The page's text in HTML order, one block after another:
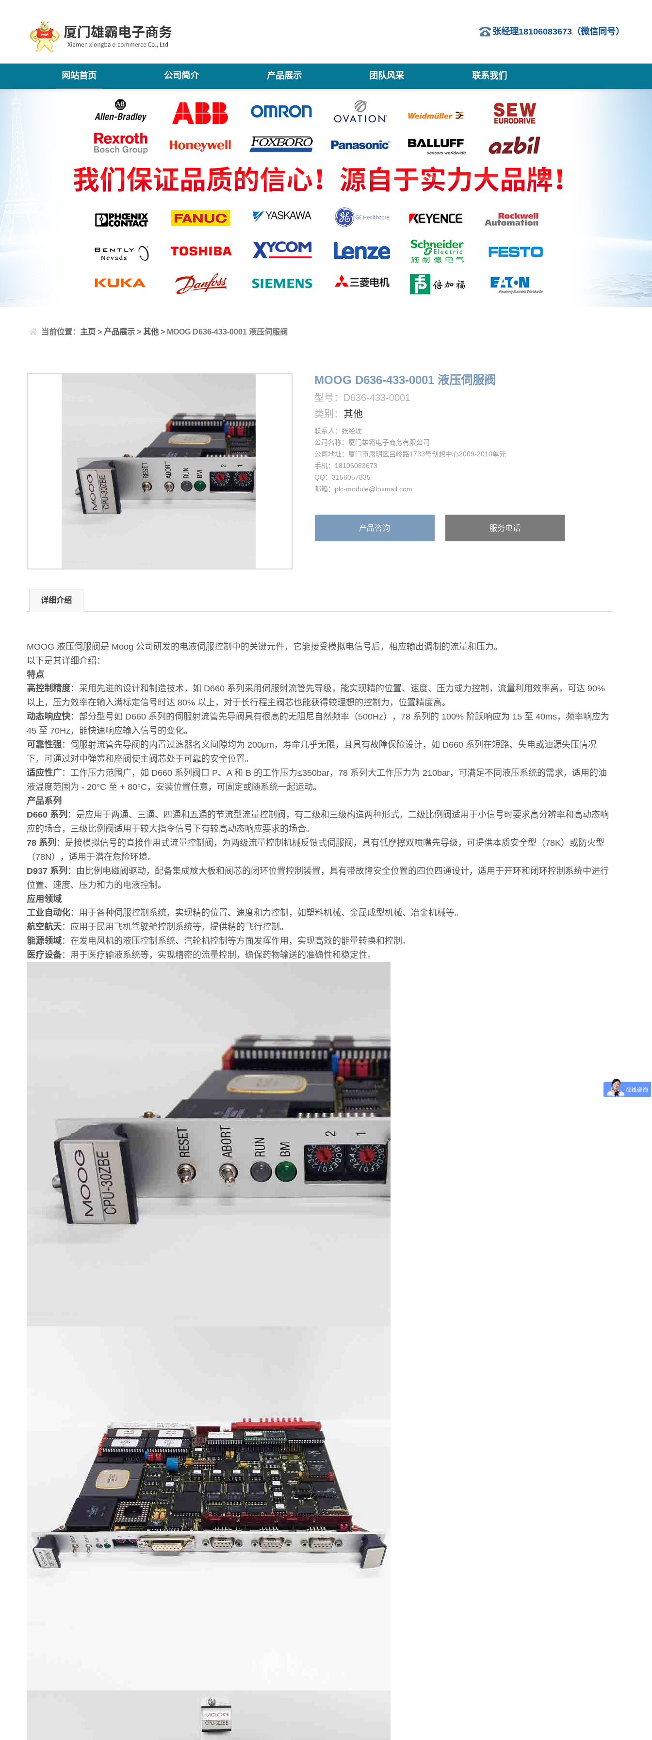
张经理18106083673（微信同号）
网站首页 公司简介 产品展示 团队风采 联系我们
当前位置： 主页 > 产品展示 >其他 > MOOG D636-433-0001 液压伺服阀
MOOG D636-433-0001 液压伺服阀
型号：D636-433-0001
类别： 其他
联系人：张经理
公司名称：厦门雄霸电子商务有限公司
公司地址：厦门市思明区吕岭路1733号创想中心2009-2010单元
手机：18106083673
QQ：3156057835
邮箱：plc-module@foxmail.com
产品咨询 服务电话
详细介绍
MOOG 液压伺服阀是 Moog 公司研发的电液伺服控制中的关键元件，它能接受模拟电信号后，相应输出调制的流量和压力。
以下是其详细介绍：
特点
高控制精度：采用先进的设计和制造技术，如 D660 系列采用伺服射流管先导级，能实现精的位置、速度、压力或力控制，流量利用效率高，可达 90%
以上，压力效率在输入满标定信号时达 80% 以上，对于长行程主阀芯也能获得较理想的控制力，位置精度高。
动态响应快：部分型号如 D660 系列的伺服射流管先导阀具有很高的无阻尼自然频率（500Hz），78 系列的 100% 阶跃响应为 15 至 40ms，频率响应为
45 至 70Hz，能快速响应输入信号的变化。
可靠性强：伺服射流管先导阀的内置过滤器名义间隙均为 200μm，寿命几乎无限，且具有故障保险设计，如 D660 系列在短路、失电或油源失压情况
下，可通过对中弹簧和座阀使主阀芯处于可靠的安全位置。
适应性广：工作压力范围广，如 D660 系列阀口 P、A 和 B 的工作压力≤350bar，78 系列大工作压力为 210bar，可满足不同液压系统的需求，适用的油
液温度范围为 - 20°C 至 + 80°C，安装位置任意，可固定或随系统一起运动。
产品系列
D660 系列 ：是应用于两通、三通、四通和五通的节流型流量控制阀，有二级和三级构造两种形式，二级比例阀适用于小信号时要求高分辨率和高动态响
应的场合，三级比例阀适用于较大指令信号下有较高动态响应要求的场合。
78 系列 ：是接模拟信号的直接作用式流量控制阀，为两级流量控制机械反馈式伺服阀，具有低摩擦双喷嘴先导级，可提供本质安全型（78K）或防火型
（78N），适用于潜在危险环境。
D937 系列 ：由比例电磁阀驱动，配备集成放大板和阀芯的闭环位置控制装置，具有带故障安全位置的四位四通设计，适用于开环和闭环控制系统中进行
位置、速度、压力和力的电液控制。
应用领域
工业自动化：用于各种伺服控制系统，实现精的位置、速度和力控制，如塑料机械、金属成型机械、冶金机械等。
航空航天：应用于民用飞机驾驶舱控制系统等，提供精的飞行控制。
能源领域：在发电风机的液压控制系统、汽轮机控制等方面发挥作用，实现高效的能量转换和控制。
医疗设备：用于医疗输液系统等，实现精密的流量控制，确保药物输送的准确性和稳定性。